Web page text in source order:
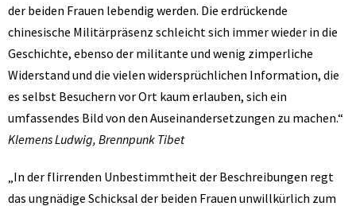
der beiden Frauen lebendig werden. Die erdrückende
chinesische Militärpräsenz schleicht sich immer wieder in die
Geschichte, ebenso der militante und wenig zimperliche
Widerstand und die vielen widersprüchlichen Information, die
es selbst Besuchern vor Ort kaum erlauben, sich ein
umfassendes Bild von den Auseinandersetzungen zu machen.“
Klemens Ludwig, Brennpunk Tibet
„In der flirrenden Unbestimmtheit der Beschreibungen regt
das ungnädige Schicksal der beiden Frauen unwillkürlich zum